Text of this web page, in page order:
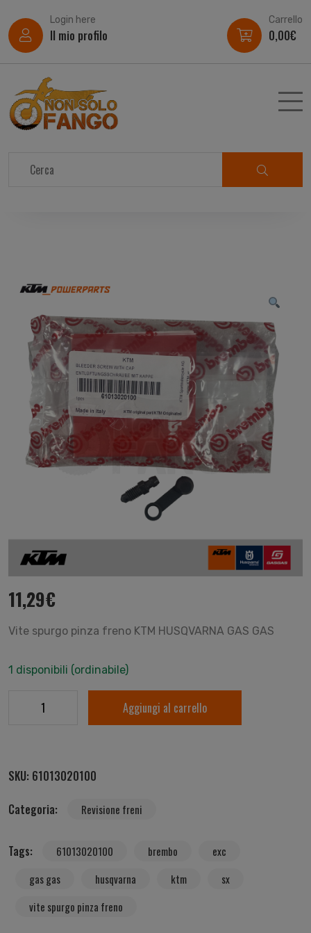
Login here
Il mio profilo
Carrello
0,00€
11,29€
Vite spurgo pinza freno KTM HUSQVARNA GAS GAS
1 disponibili (ordinabile)
Aggiungi al carrello
SKU: 61013020100
Categoria:
Revisione freni
Tags: 61013020100 brembo
exc
gas gas
husqvarna ktm
sx
vite spurgo pinza freno